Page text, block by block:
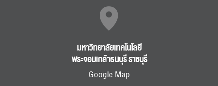
มหาวิทยาลัยเทคโนโลยี
พระจอมเกล้าธนบุรี ราชบุรี
Google Map